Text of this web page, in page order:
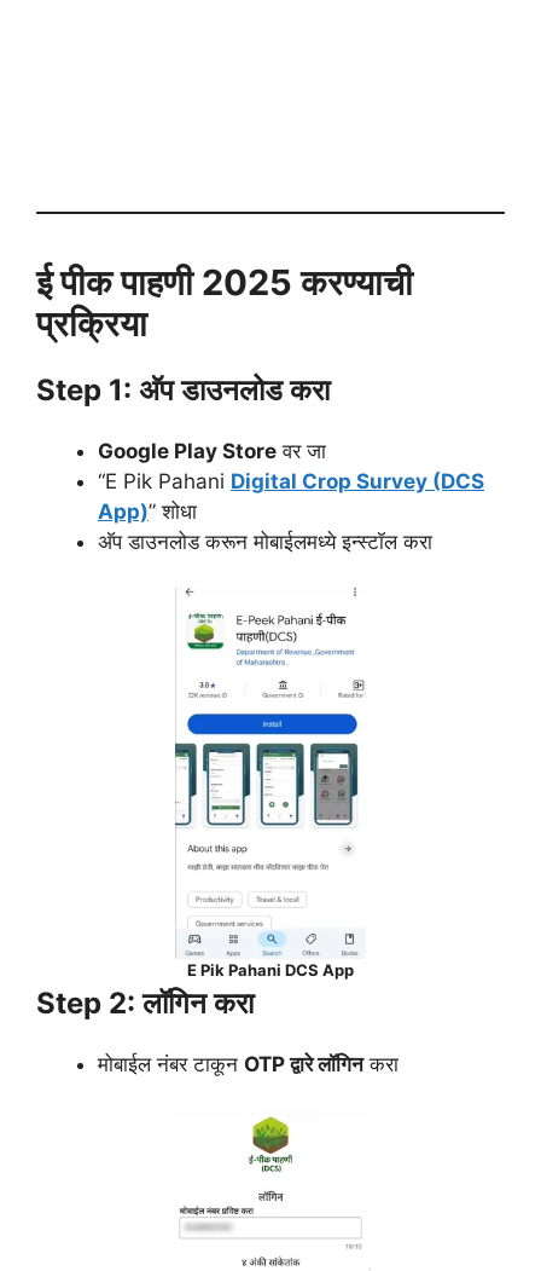
ई पीक पाहणी 2025 करण्याची
प्रक्रिया
Step 1: अ‍ॅप डाउनलोड करा
Google Play Store वर जा
“E Pik Pahani Digital Crop Survey (DCS
App)” शोधा
अ‍ॅप डाउनलोड करून मोबाईलमध्ये इन्स्टॉल करा
E Pik Pahani DCS App
Step 2: लॉगिन करा
मोबाईल नंबर टाकून OTP द्वारे लॉगिनकरा